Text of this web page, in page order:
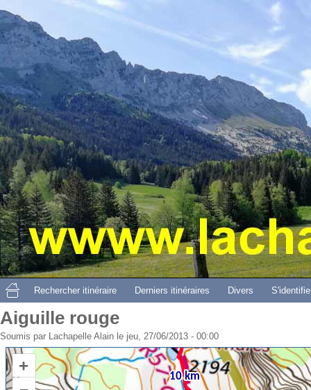
Aller
Aiguille rouge
Soumis par Lachapelle Alain le jeu, 27/06/2013 - 00:00
Rechercher itinéraire Derniers itinéraires Divers